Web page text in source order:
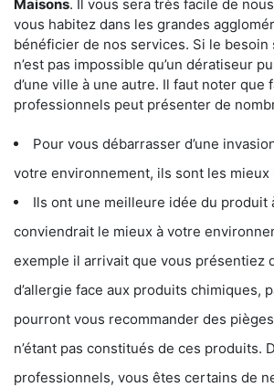
Maisons. Il vous sera très facile de
vous habitez dans les grandes
bénéficier de nos services. Si le besoin
n’est pas impossible qu’un dératiseur
d’une ville à une autre. Il faut noter que
professionnels peut présenter de
Pour vous débarrasser d’une
votre environnement, ils sont les mieux
Ils ont une meilleure idée du produit
conviendrait le mieux à votre
exemple il arrivait que vous présentiez
d’allergie face aux produits chimiques,
pourront vous recommander des
n’étant pas constitués de ces produits.
professionnels, vous êtes certains de